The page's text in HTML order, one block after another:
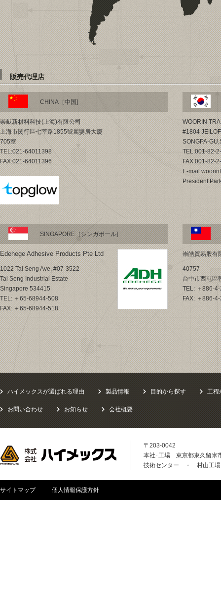
販売代理店
CHINA［中国]
崇献新材料科技(上海)有限公司
上海市閔行區七莘路1855號麗嬰房大廈
705室
TEL:021-64011398
FAX:021-64011396
WOORIN
#1804
SONGPA-
TEL:001-82-
FAX:001-82-
E-
SINGAPORE［シンガポール]
Edehege Adhesive Products Pte Ltd
1022 Tai Seng Ave, #07-3522
Tai Seng Industrial Estate
Singapore 534415
TEL: ＋65-68944-508
FAX: ＋65-68944-518
崇皓貿易股有
40757
台中市西屯區
TEL: ＋886-
FAX: ＋886-
ハイメックスが選ばれる理由 製品情報 目的から探す 工程
お問い合わせ お知らせ 会社概要
〒203-0042
本社･工場 東京都東久留米
技術センター ・ 村山工
サイトマップ 個人情報保護方針